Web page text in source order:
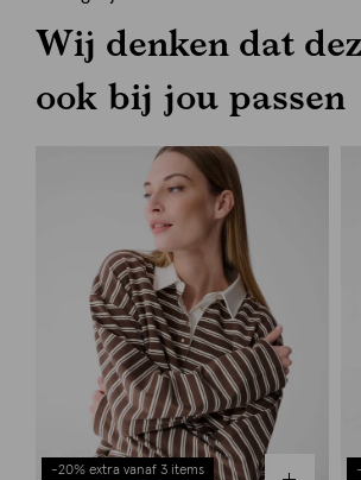
Wij denken dat
ook bij jou passen
-20% extra vanaf 3 items